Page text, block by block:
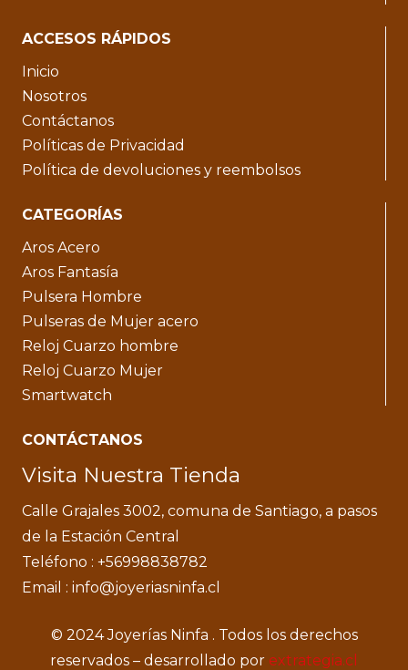
ACCESOS RÁPIDOS
Inicio
Nosotros
Contáctanos
Políticas de Privacidad
Política de devoluciones y reembolsos
CATEGORÍAS
Aros Acero
Aros Fantasía
Pulsera Hombre
Pulseras de Mujer acero
Reloj Cuarzo hombre
Reloj Cuarzo Mujer
Smartwatch
CONTÁCTANOS
Visita Nuestra Tienda
Calle Grajales 3002, comuna de Santiago, a pasos
de la Estación Central
Teléfono : +56998838782
Email : info@joyeriasninfa.cl
© 2024 Joyerías Ninfa . Todos los derechos
reservados – desarrollado por extrategia.cl